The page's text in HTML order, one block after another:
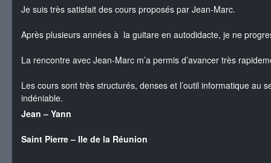
Je suis très satisfait des cours proposés par Jean-Marc.
Après plusieurs années à la guitare en autodidacte, je ne
La rencontre avec Jean-Marc m’a permis d’avancer très
Les cours sont très structurés, denses et l’outil informatique au
indéniable.
Jean – Yann
Saint Pierre – Ile de la Réunion